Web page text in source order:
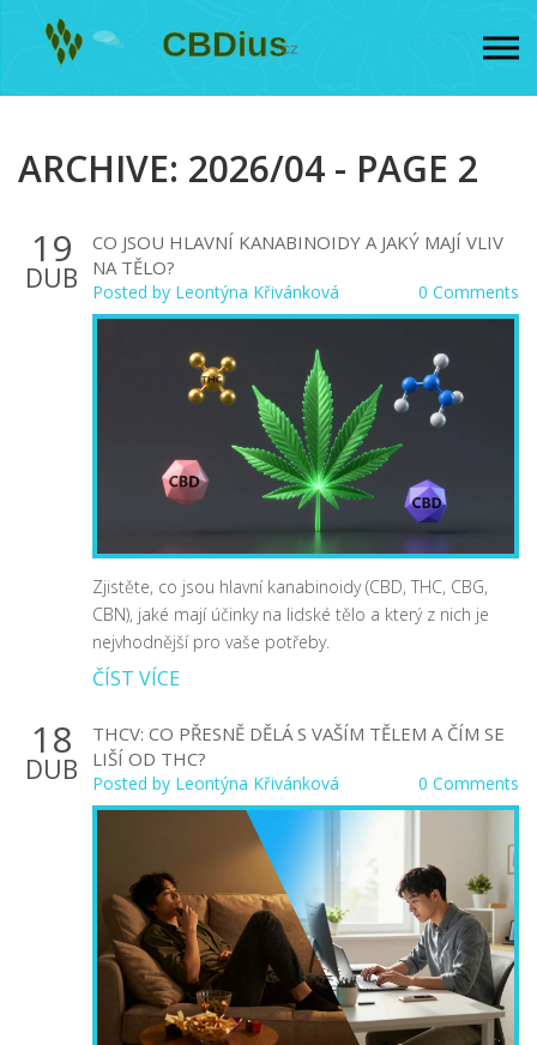
ARCHIVE: 2026/04 - PAGE 2
19
DUB
CO JSOU HLAVNÍ KANABINOIDY A JAKÝ MAJÍ VLIV
NA TĚLO?
Posted by Leontýna Křivánková 0 Comments
Zjistěte, co jsou hlavní kanabinoidy (CBD, THC, CBG,
CBN), jaké mají účinky na lidské tělo a který z nich je
nejvhodnější pro vaše potřeby.
ČÍST VÍCE
18
DUB
THCV: CO PŘESNĚ DĚLÁ S VAŠÍM TĚLEM A ČÍM SE
LIŠÍ OD THC?
Posted by Leontýna Křivánková 0 Comments